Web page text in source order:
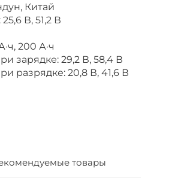
Китай
В, 51,2 В
200 А·ч
зарядке: 29,2 В, 58,4 В
разрядке: 20,8 В, 41,6 В
товары